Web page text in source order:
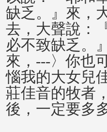
缺乏。』來，
去，大聲說：
必不致缺乏。
來，---〉你也
惱我的大女兒
莊佳音的牧者
後，一定要多